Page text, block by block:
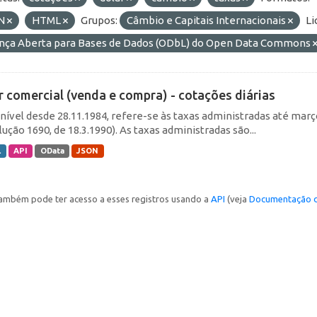
HTML Grupos: Câmbio e Capitais Internacionais
Aberta para Bases de Dados (ODbL) do Open Data Commons
comercial (venda e compra) - cotações diárias
desde 28.11.1984, refere-se às taxas administradas até
1690, de 18.3.1990). As taxas administradas são...
API OData JSON
pode ter acesso a esses registros usando a API (veja Documentação